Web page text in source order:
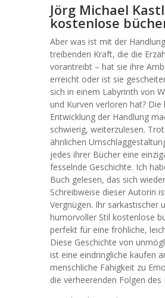
Jörg Michael Kastl
kostenlose
Aber was ist mit der
treibenden Kraft, die die
vorantreibt – hat sie ihre
erreicht oder ist sie
sich in einem Labyrinth von
und Kurven verloren hat? Die
Entwicklung der Handlung
schwierig, weiterzulesen.
ähnlichen
jedes ihrer Bücher eine
fesselnde Geschichte. Ich
Buch gelesen, das sich
Schreibweise dieser Autorin
Vergnügen. Ihr sarkastischer
humorvoller Stil kostenlose
perfekt für eine fröhliche,
Diese Geschichte von
ist eine eindringliche kaufen
menschliche Fähigkeit zu
die verheerenden Folgen des